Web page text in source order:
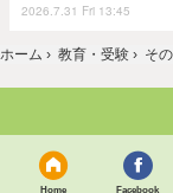
2026.7.31 Fri 13:45
ホーム › 教育・受験 › そ
Home Facebook